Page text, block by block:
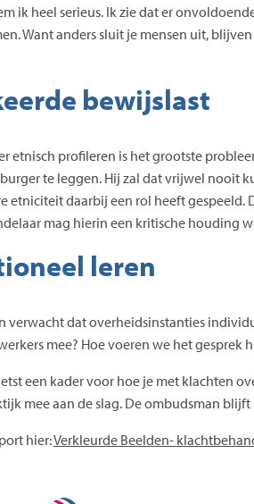
ik heel serieus. Ik zie dat er
Want anders sluit je mensen uit,
bewijslast
etnisch profileren is het grootste
te leggen. Hij zal dat vrijwel nooit
etniciteit daarbij een rol heeft
mag hierin een kritische houding
leren
verwacht dat overheidsinstanties
mee? Hoe voeren we het gesprek
een kader voor hoe je met klachten
mee aan de slag. De ombudsman
hier:Verkleurde Beelden-